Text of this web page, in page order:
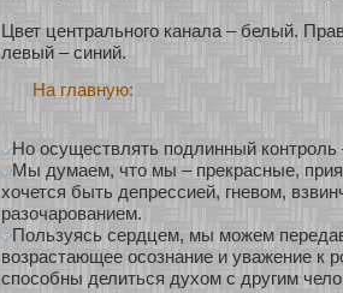
Цвет центральнοго канала – белый.
левый – синий.
На главную:
Но осуществлять подлинный контроль
Мы думаем, что мы – прекрасные,
хочется быть депрессией, гневом,
разочарованием.
Пользуясь сердцем, мы можем
возрастающее осознание и уважение к
способны делиться духом с другим